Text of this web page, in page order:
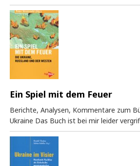
Ein Spiel mit dem Feuer
Berichte, Analysen, Kommentare zum
Ukraine Das Buch ist bei mir leider